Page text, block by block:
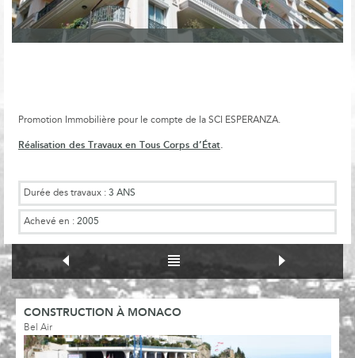
Promotion Immobilière pour le compte de la SCI ESPERANZA.
Réalisation des Travaux en Tous Corps d’État
Durée des travaux : 3 ANS
Achevé en : 2005
CONSTRUCTION À MONACO
Bel Air